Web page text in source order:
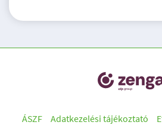
ÁSZF Adatkezelési tájékoztató